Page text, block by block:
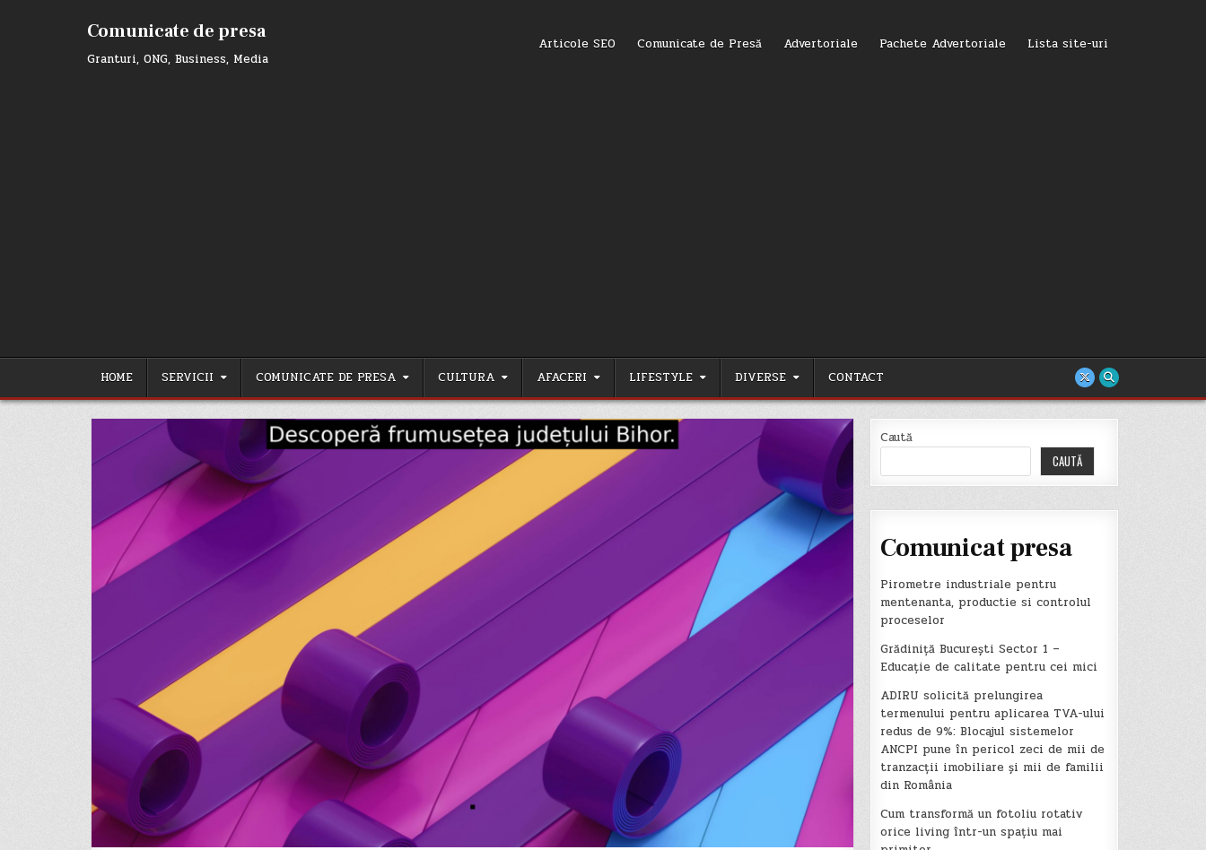
Comunicate de presa
Granturi, ONG, Business, Media
Articole SEO Comunicate de Presă Advertoriale Pachete Advertoriale Lista site-uri
HOME SERVICII COMUNICATE DE PRESA CULTURA AFACERI LIFESTYLE DIVERSE CONTACT
Caută
CAUTĂ
Comunicat presa
Pirometre industriale pentru
mentenanta, productie si controlul
proceselor
Grădiniță București Sector 1 –
Educație de calitate pentru cei mici
ADIRU solicită prelungirea
termenului pentru aplicarea TVA-ului
redus de 9%: Blocajul sistemelor
ANCPI pune în pericol zeci de mii de
tranzacții imobiliare și mii de familii
din România
Cum transformă un fotoliu rotativ
orice living într-un spațiu mai